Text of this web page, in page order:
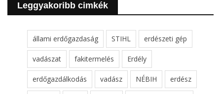
Leggyakoribb cimkék
állami erdőgazdaság STIHL erdészeti gép
vadászat fakitermelés Erdély
erdőgazdálkodás vadász NÉBIH erdész